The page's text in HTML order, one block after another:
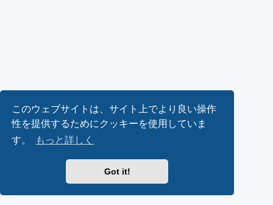
このウェブサイトは、サイト上でより良い操作
性を提供するためにクッキーを使用していま
す。
もっと詳しく
Got it!